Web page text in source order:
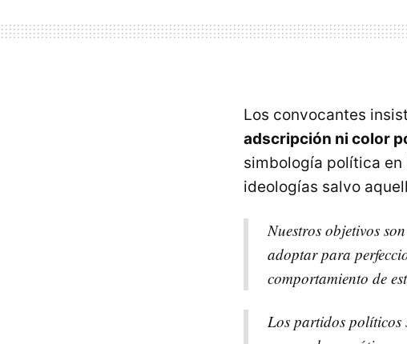
Los convocantes
adscripción ni color
simbología política en
ideologías salvo
Nuestros objetivos
adoptar para
comportamiento de
Los partidos políticos